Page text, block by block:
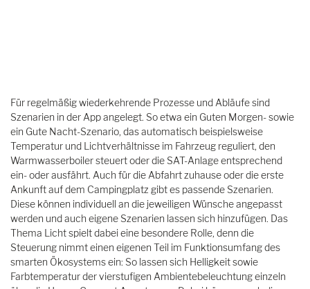
Für regelmäßig wiederkehrende Prozesse und Abläufe sind
Szenarien in der App angelegt. So etwa ein Guten Morgen- sowie
ein Gute Nacht-Szenario, das automatisch beispielsweise
Temperatur und Lichtverhältnisse im Fahrzeug reguliert, den
Warmwasserboiler steuert oder die SAT-Anlage entsprechend
ein- oder ausfährt. Auch für die Abfahrt zuhause oder die erste
Ankunft auf dem Campingplatz gibt es passende Szenarien.
Diese können individuell an die jeweiligen Wünsche angepasst
werden und auch eigene Szenarien lassen sich hinzufügen. Das
Thema Licht spielt dabei eine besondere Rolle, denn die
Steuerung nimmt einen eigenen Teil im Funktionsumfang des
smarten Ökosystems ein: So lassen sich Helligkeit sowie
Farbtemperatur der vierstufigen Ambientebeleuchtung einzeln